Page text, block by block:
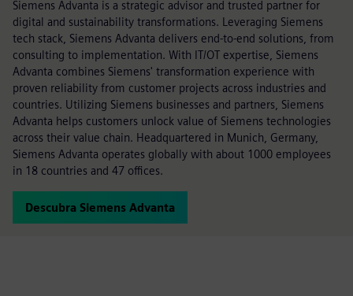
Siemens Advanta is a strategic advisor and trusted partner for
digital and sustainability transformations. Leveraging Siemens
tech stack, Siemens Advanta delivers end-to-end solutions, from
consulting to implementation. With IT/OT expertise, Siemens
Advanta combines Siemens' transformation experience with
proven reliability from customer projects across industries and
countries. Utilizing Siemens businesses and partners, Siemens
Advanta helps customers unlock value of Siemens technologies
across their value chain. Headquartered in Munich, Germany,
Siemens Advanta operates globally with about 1000 employees
in 18 countries and 47 offices.
Descubra Siemens Advanta